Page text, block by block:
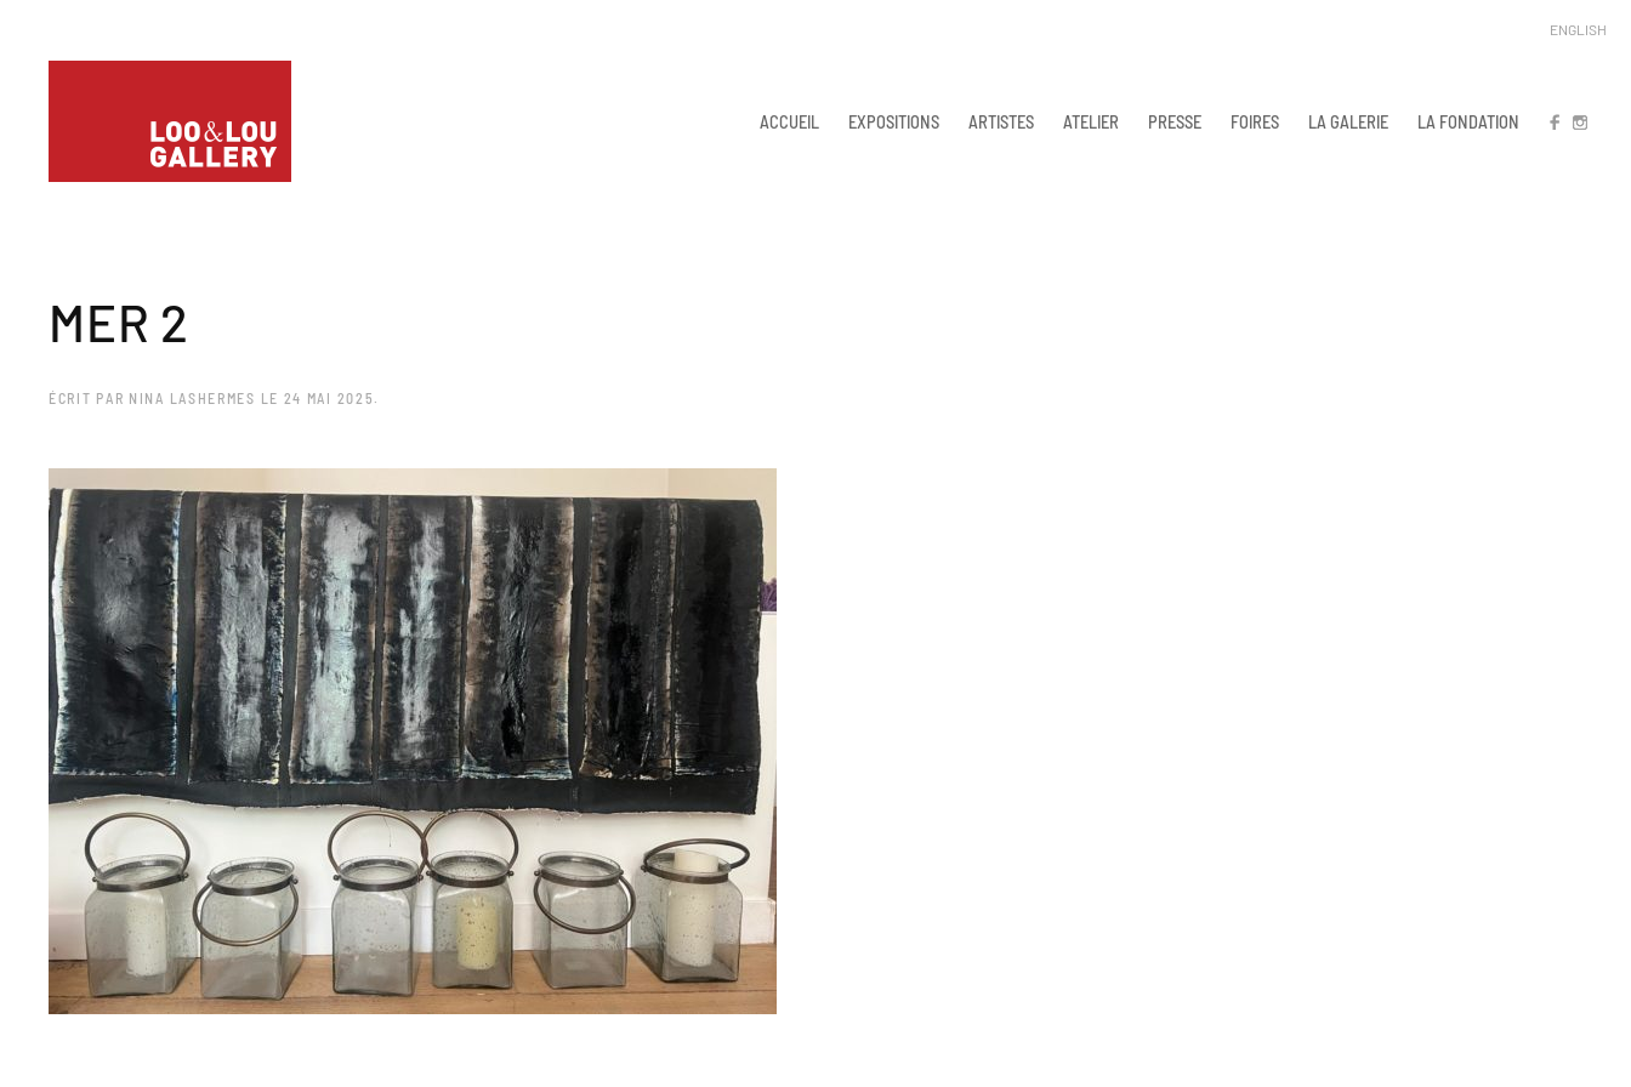
ACCUEIL EXPOSITIONS ARTISTES ATELIER PRESSE FOIRES LA GALERIE LA FONDATION FB IN
ENGLISH
MER 2
ÉCRIT PAR NINA LASHERMES LE 24 MAI 2025 .